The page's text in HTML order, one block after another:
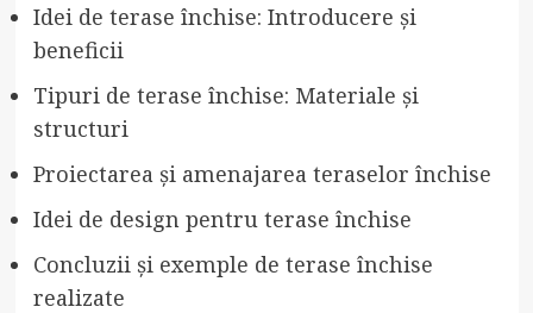
Idei de terase închise: Introducere și
beneficii
Tipuri de terase închise: Materiale și
structuri
Proiectarea și amenajarea teraselor închise
Idei de design pentru terase închise
Concluzii și exemple de terase închise
realizate